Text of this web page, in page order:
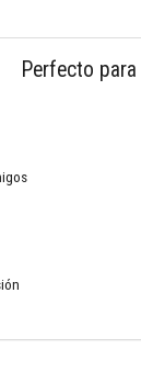
Perfecto para